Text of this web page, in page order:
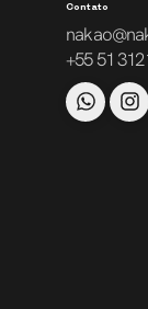
Contato
+55 51